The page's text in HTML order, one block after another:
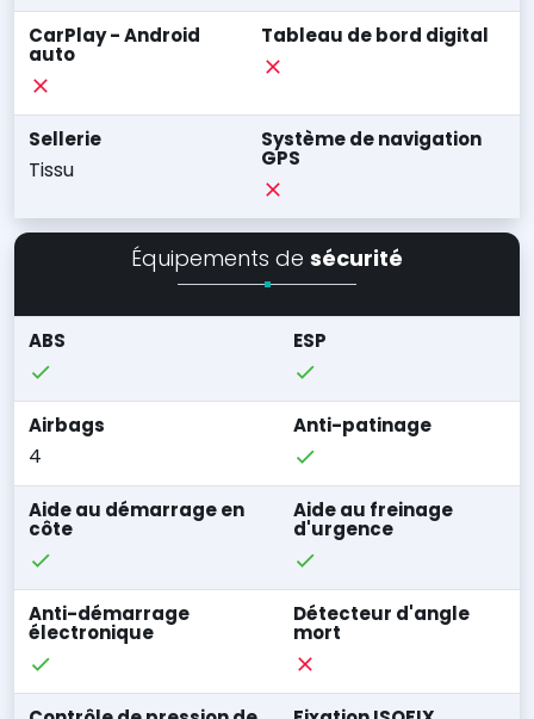
CarPlay - Android
auto
Tableau de bord digital
Sellerie
Tissu
Système de navigation
GPS
Équipements de sécurité
ABS ESP
Airbags
4
Anti-patinage
Aide au démarrage en
côte
Aide au freinage
d'urgence
Anti-démarrage
électronique
Détecteur d'angle
mort